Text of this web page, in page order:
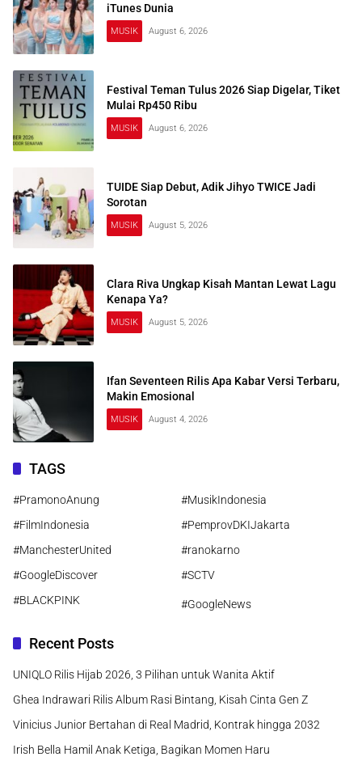
iTunes Dunia
MUSIK August 6, 2026
Festival Teman Tulus 2026 Siap Digelar, Tiket
Mulai Rp450 Ribu
MUSIK August 6, 2026
TUIDE Siap Debut, Adik Jihyo TWICE Jadi
Sorotan
MUSIK August 5, 2026
Clara Riva Ungkap Kisah Mantan Lewat Lagu
Kenapa Ya?
MUSIK August 5, 2026
Ifan Seventeen Rilis Apa Kabar Versi Terbaru,
Makin Emosional
MUSIK August 4, 2026
TAGS
#PramonoAnung
#MusikIndonesia
#FilmIndonesia
#PemprovDKIJakarta
#ManchesterUnited
#ranokarno
#GoogleDiscover
#SCTV
#BLACKPINK
#GoogleNews
Recent Posts
UNIQLO Rilis Hijab 2026, 3 Pilihan untuk Wanita Aktif
Ghea Indrawari Rilis Album Rasi Bintang, Kisah Cinta Gen Z
Vinicius Junior Bertahan di Real Madrid, Kontrak hingga 2032
Irish Bella Hamil Anak Ketiga, Bagikan Momen Haru